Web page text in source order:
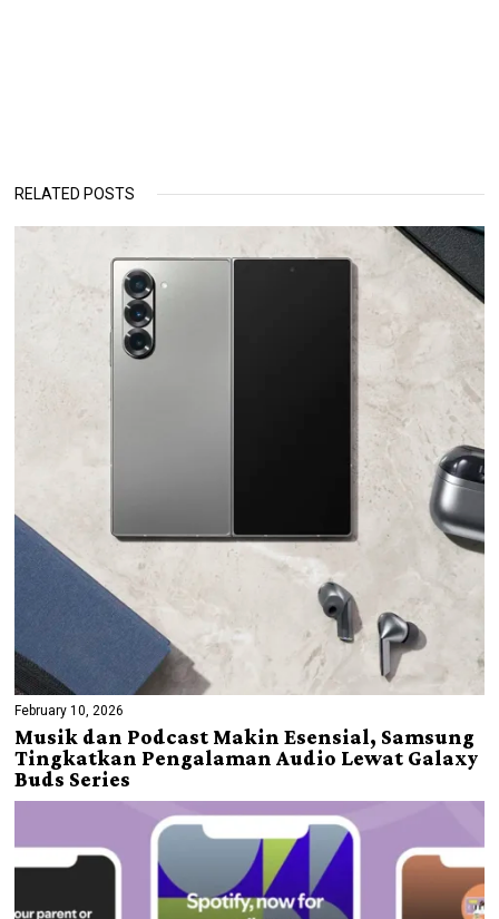
RELATED POSTS
February 10, 2026
Musik dan Podcast Makin Esensial, Samsung
Tingkatkan Pengalaman Audio Lewat Galaxy
Buds Series